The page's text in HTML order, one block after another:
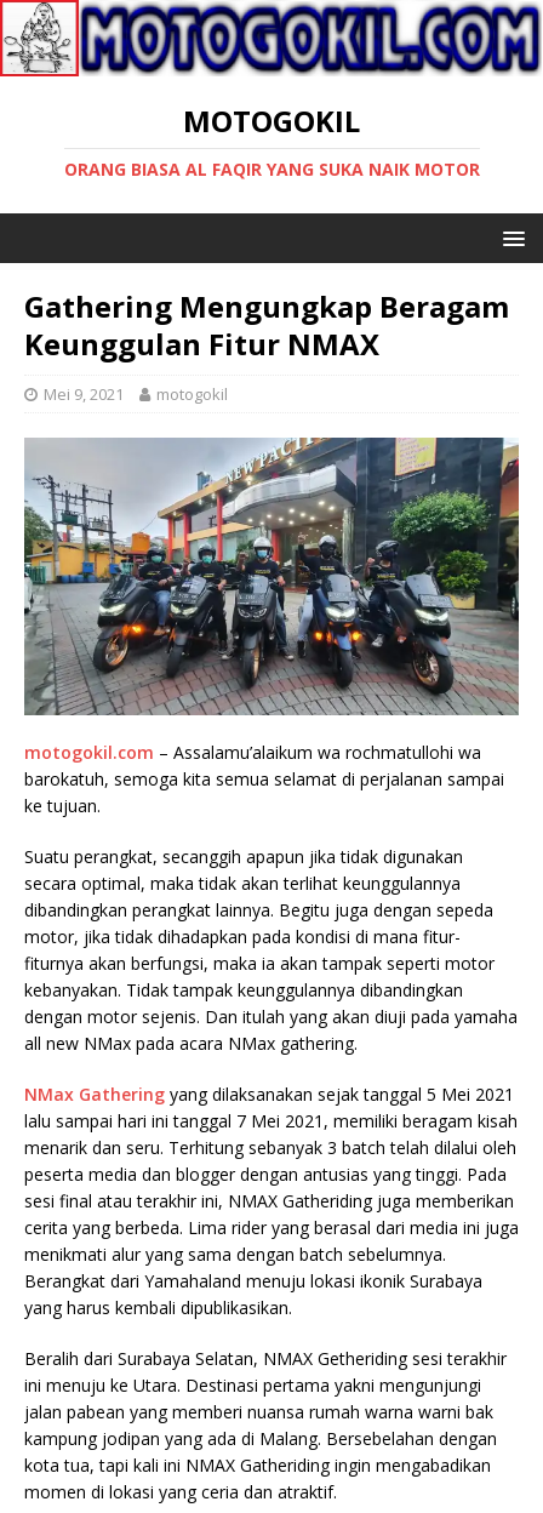
MOTOGOKIL
ORANG BIASA AL FAQIR YANG SUKA NAIK MOTOR
Gathering Mengungkap Beragam
Keunggulan Fitur NMAX
Mei 9, 2021 motogokil
motogokil.com – Assalamu’alaikum wa rochmatullohi wa
barokatuh, semoga kita semua selamat di perjalanan sampai
ke tujuan.
Suatu perangkat, secanggih apapun jika tidak digunakan
secara optimal, maka tidak akan terlihat keunggulannya
dibandingkan perangkat lainnya. Begitu juga dengan sepeda
motor, jika tidak dihadapkan pada kondisi di mana fitur-
fiturnya akan berfungsi, maka ia akan tampak seperti motor
kebanyakan. Tidak tampak keunggulannya dibandingkan
dengan motor sejenis. Dan itulah yang akan diuji pada yamaha
all new NMax pada acara NMax gathering.
NMax Gathering yang dilaksanakan sejak tanggal 5 Mei 2021
lalu sampai hari ini tanggal 7 Mei 2021, memiliki beragam kisah
menarik dan seru. Terhitung sebanyak 3 batch telah dilalui oleh
peserta media dan blogger dengan antusias yang tinggi. Pada
sesi final atau terakhir ini, NMAX Gatheriding juga memberikan
cerita yang berbeda. Lima rider yang berasal dari media ini juga
menikmati alur yang sama dengan batch sebelumnya.
Berangkat dari Yamahaland menuju lokasi ikonik Surabaya
yang harus kembali dipublikasikan.
Beralih dari Surabaya Selatan, NMAX Getheriding sesi terakhir
ini menuju ke Utara. Destinasi pertama yakni mengunjungi
jalan pabean yang memberi nuansa rumah warna warni bak
kampung jodipan yang ada di Malang. Bersebelahan dengan
kota tua, tapi kali ini NMAX Gatheriding ingin mengabadikan
momen di lokasi yang ceria dan atraktif.